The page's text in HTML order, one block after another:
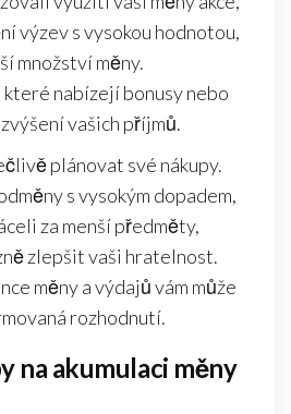
výzev s vysokou hodnotou,
množství měny.
nabízejí bonusy nebo
vašich příjmů.
plánovat své nákupy.
s vysokým dopadem,
za menší předměty,
zlepšit vaši hratelnost.
měny a výdajů vám může
rozhodnutí.
na akumulaci měny